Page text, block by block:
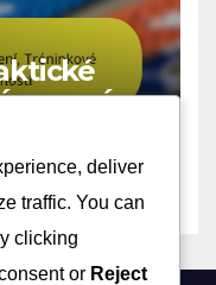
sezení,
deliver
traffic. You can
clicking
or Reject